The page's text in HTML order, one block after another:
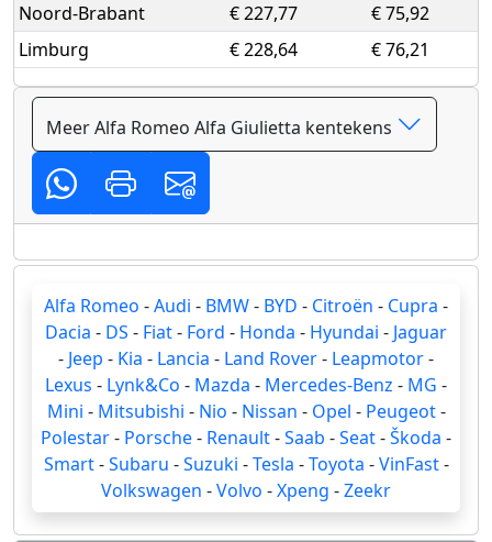
Noord-Brabant
€ 227,77
€ 75,92
Limburg
€ 228,64 € 76,21
Meer Alfa Romeo Alfa Giulietta kentekens
Alfa Romeo -Audi - BMW- BYD - Citroën - Cupra -
Dacia - DS - Fiat- Ford - Honda - Hyundai - Jaguar
- Jeep - Kia - Lancia - Land Rover- Leapmotor-
Lexus - Lynk&Co - Mazda - Mercedes-Benz - MG -
Mini - Mitsubishi - Nio - Nissan - Opel - Peugeot-
Polestar- Porsche- Renault-Saab -Seat-Škoda -
Smart-Subaru -Suzuki -Tesla -Toyota -VinFast-
Volkswagen -Volvo -Xpeng -Zeekr